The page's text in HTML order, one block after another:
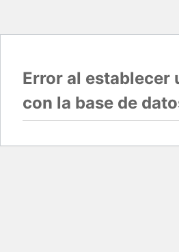
Error al establecer
con la base de